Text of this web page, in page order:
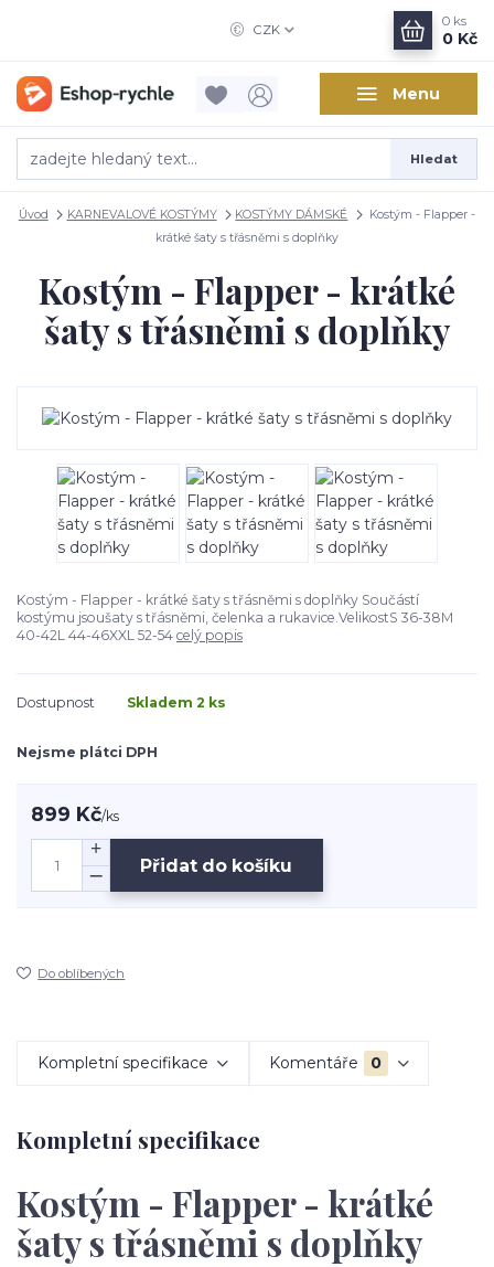
Menu
CZK
Hledat
0 ks
0 Kč
Úvod KARNEVALOVÉ KOSTÝMY KOSTÝMY DÁMSKÉ
Kostým - Flapper -
krátké šaty s třásněmi s doplňky
Kostým - Flapper - krátké
šaty s třásněmi s doplňky
Kostým - Flapper - krátké šaty s třásněmi s doplňky Součástí
kostýmu jsoušaty s třásněmi, čelenka a rukavice.VelikostS 36-38M
40-42L 44-46XXL 52-54 celý popis
Dostupnost Skladem 2 ks
Nejsme plátci DPH
899 Kč/ks
Přidat do košíku
Do oblíbených
Kompletní specifikace Komentáře 0
Kompletní specifikace
Kostým - Flapper - krátké
šaty s třásněmi s doplňky